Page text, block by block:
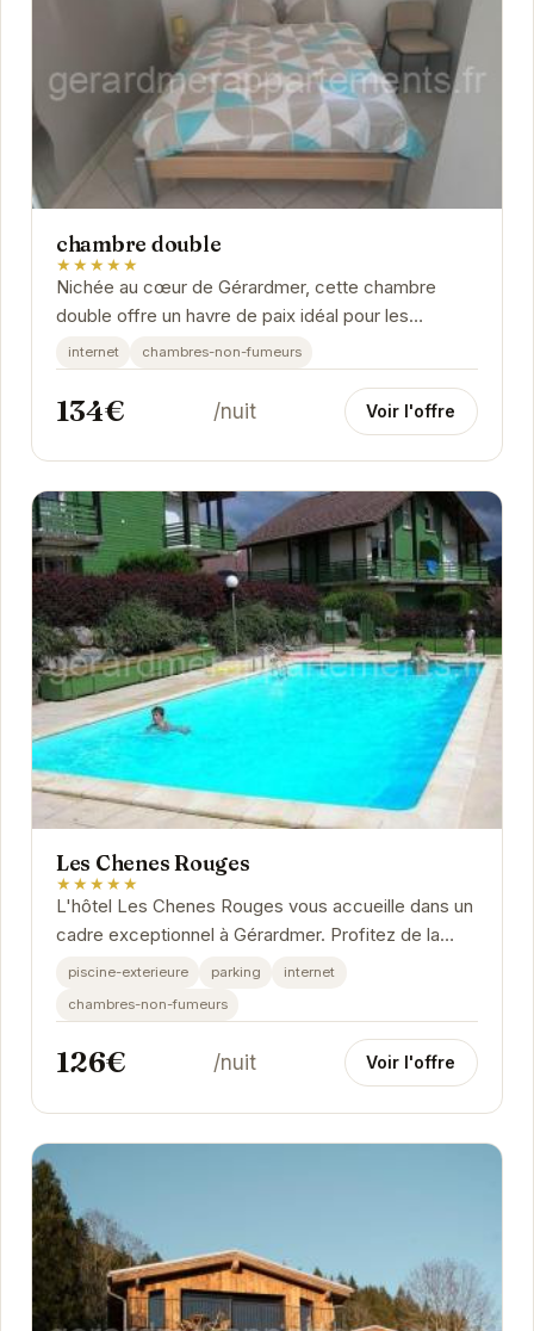
chambre double
★★★★★
Nichée au cœur de Gérardmer, cette chambre
double offre un havre de paix idéal pour les
voyageurs en quête de tranquillité et de confort.
Son...
internet chambres-non-fumeurs
134€ /nuit Voir l'offre
Les Chenes Rouges
★★★★★
L'hôtel Les Chenes Rouges vous accueille dans un
cadre exceptionnel à Gérardmer. Profitez de la
piscine extérieure, du parking et d'une connexion...
piscine-exterieure parking
internet
chambres-non-fumeurs
126€ /nuit Voir l'offre